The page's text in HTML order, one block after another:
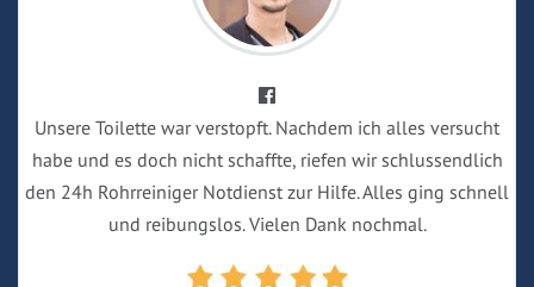
Unsere Toilette war verstopft. Nachdem ich alles versucht
habe und es doch nicht schaffte, riefen wir schlussendlich
den 24h Rohrreiniger Notdienst zur Hilfe. Alles ging schnell
und reibungslos. Vielen Dank nochmal.